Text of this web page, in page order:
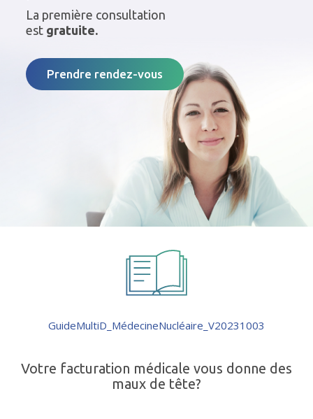
La première consultation
est gratuite.
Prendre rendez-vous
GuideMultiD_MédecineNucléaire_V20231003
Votre facturation médicale vous donne des
maux de tête?